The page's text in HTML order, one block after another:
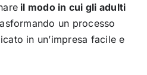
il modo in cui gli adulti
un processo
in un’impresa facile e